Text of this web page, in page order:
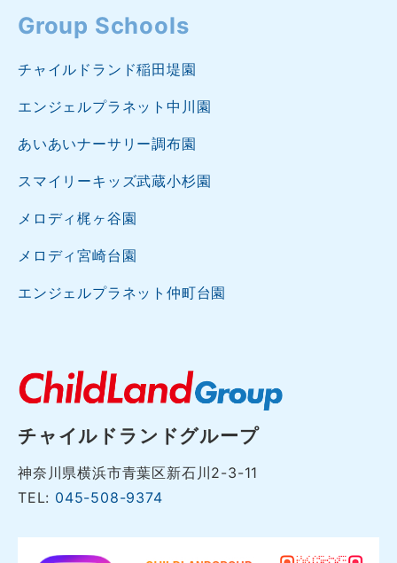
Group Schools
チャイルドランド稲田堤園
エンジェルプラネット中川園
あいあいナーサリー調布園
スマイリーキッズ武蔵小杉園
メロディ梶ヶ谷園
メロディ宮崎台園
エンジェルプラネット仲町台園
チャイルドランドグループ
神奈川県横浜市青葉区新石川2-3-11
TEL: 045-508-9374